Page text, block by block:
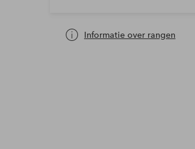
Informatie over rangen